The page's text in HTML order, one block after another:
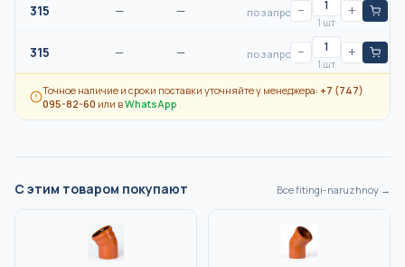
315 — — по запросу−
1 шт
+
315 — — по запросу−
1 шт
+
Точное наличие и сроки поставки уточняйте у менеджера:+7 (747)
095-82-60 или вWhatsApp
С этим товаром покупают Всеfitingi-naruzhnoy →